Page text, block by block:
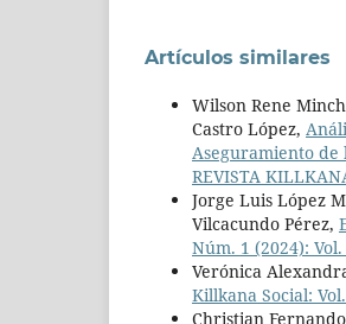
Artículos similares
Wilson Rene
Castro López,
Aseguramiento de
REVISTA
Jorge Luis López
Vilcacundo Pérez,
Núm. 1 (2024): Vol.
Verónica
Killkana Social:
Christian